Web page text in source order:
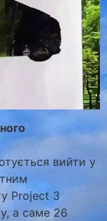
вийти у
Project 3
а саме 26